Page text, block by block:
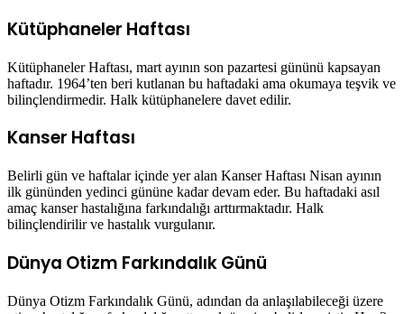
Kütüphaneler Haftası
Kütüphaneler Haftası, mart ayının son pazartesi gününü kapsayan
haftadır. 1964’ten beri kutlanan bu haftadaki ama okumaya teşvik ve
bilinçlendirmedir. Halk kütüphanelere davet edilir.
Kanser Haftası
Belirli gün ve haftalar içinde yer alan Kanser Haftası Nisan ayının
ilk gününden yedinci gününe kadar devam eder. Bu haftadaki asıl
amaç kanser hastalığına farkındalığı arttırmaktadır. Halk
bilinçlendirilir ve hastalık vurgulanır.
Dünya Otizm Farkındalık Günü
Dünya Otizm Farkındalık Günü, adından da anlaşılabileceği üzere